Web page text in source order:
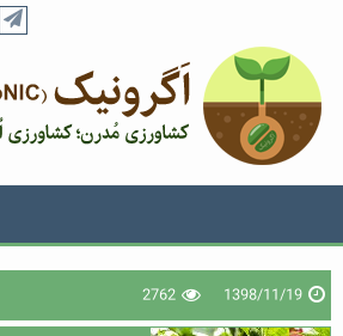
1398/11/19
2762